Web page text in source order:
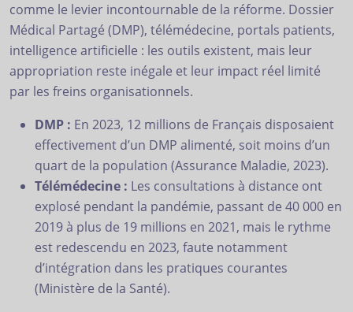
comme le levier incontournable de la réforme. Dossier
Médical Partagé (DMP), télémédecine, portals patients,
intelligence artificielle : les outils existent, mais leur
appropriation reste inégale et leur impact réel limité
par les freins organisationnels.
DMP : En 2023, 12 millions de Français disposaient
effectivement d’un DMP alimenté, soit moins d’un
quart de la population (Assurance Maladie, 2023).
Télémédecine : Les consultations à distance ont
explosé pendant la pandémie, passant de 40 000 en
2019 à plus de 19 millions en 2021, mais le rythme
est redescendu en 2023, faute notamment
d’intégration dans les pratiques courantes
(Ministère de la Santé).